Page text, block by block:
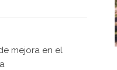
mejora en el